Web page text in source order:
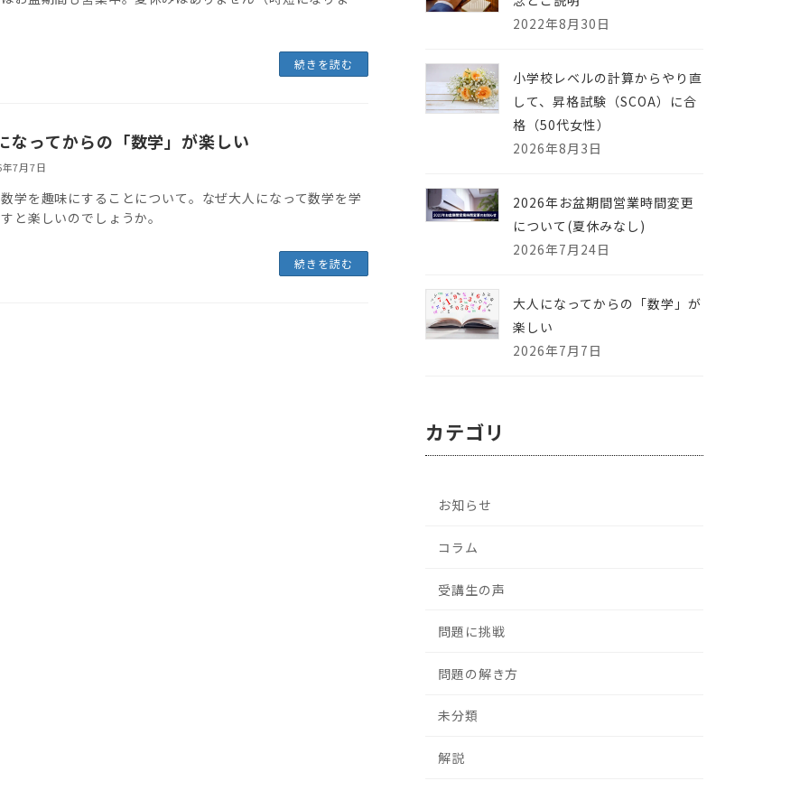
続きを読む
なってからの「数学」が楽しい
7月7日
学を趣味にすることについて。なぜ大人になって数学を学
と楽しいのでしょうか。
続きを読む
2022年8月30日
小学校レベルの計算からやり直
して、昇格試験（SCOA）に合
格（50代女性）
2026年8月3日
2026年お盆期間営業時間変更
について(夏休みなし)
2026年7月24日
大人になってからの「数学」が
楽しい
2026年7月7日
カテゴリ
お知らせ
コラム
受講生の声
問題に挑戦
問題の解き方
未分類
解説